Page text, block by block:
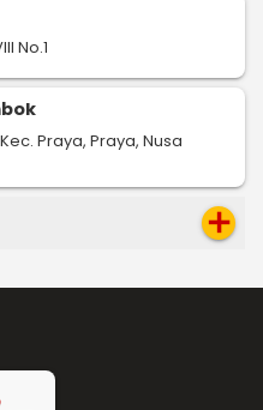
No.1
Praya, Praya, Nusa
add